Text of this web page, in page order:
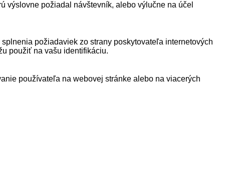
výslovne požiadal návštevník, alebo výlučne na účel
požiadaviek zo strany poskytovateľa internetových
použiť na vašu identifikáciu.
používateľa na webovej stránke alebo na viacerých